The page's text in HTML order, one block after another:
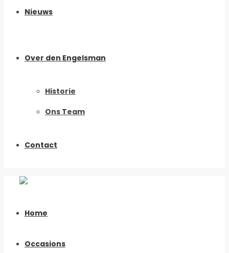
Nieuws
Over den Engelsman
Historie
Ons Team
Contact
Home
Occasions